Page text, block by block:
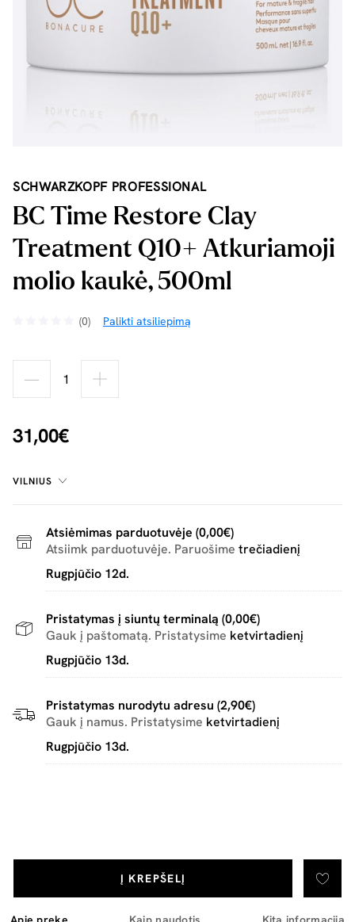
SCHWARZKOPF PROFESSIONAL
BC Time Restore Clay
Treatment Q10+ Atkuriamoji
molio kaukė, 500ml
(0) Palikti atsiliepimą
31,00€
Į KREPŠELĮ
VILNIUS
Atsiėmimas parduotuvėje (0,00€)
Atsiimk parduotuvėje. Paruošime trečiadienį
Rugpjūčio 12d.
Pristatymas į siuntų terminalą (0,00€)
Gauk į paštomatą. Pristatysime ketvirtadienį
Rugpjūčio 13d.
Pristatymas nurodytu adresu (2,90€)
Gauk į namus. Pristatysime ketvirtadienį
Rugpjūčio 13d.